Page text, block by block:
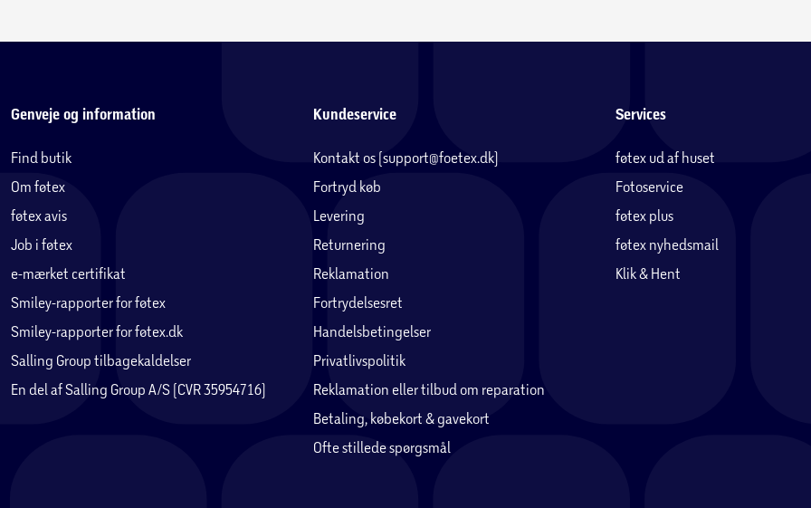
Alle symaskiner fra Brother er af høj kvalitet og utroligt stabile. De har derfor også en lang levetid. Ved køb af
en symaskine fra Brother medfølger 3 års garanti, hvilket er et kvalitetsstempel.
Medfølgende tilbehør:
- Trykfødder: zigzagfod, knaphulsfod, knapisyningsfod, lynlåsfod, og blindsømfod
- Nålesæt som inkl. nålene 90/14 og 100/16 til brug ved kraftigere tråd
- Opsprætter
- Børste
- Skruetrækker
- Spoler
- Ekstra spolepind
- Spolehætter (lille, medium og stor)
Genveje og information
Find butik
Om føtex
føtex avis
Job i føtex
e-mærket certifikat
Smiley-rapporter for føtex
Smiley-rapporter for føtex.dk
Salling Group tilbagekaldelser
En del af Salling Group A/S (CVR 35954716)
Kundeservice
Kontakt os (support@foetex.dk)
Fortryd køb
Levering
Returnering
Reklamation
Fortrydelsesret
Handelsbetingelser
Privatlivspolitik
Reklamation eller tilbud om reparation
Betaling, købekort & gavekort
Ofte stillede spørgsmål
Services
føtex ud af huset
Fotoservice
føtex plus
føtex nyhedsmail
Klik & Hent